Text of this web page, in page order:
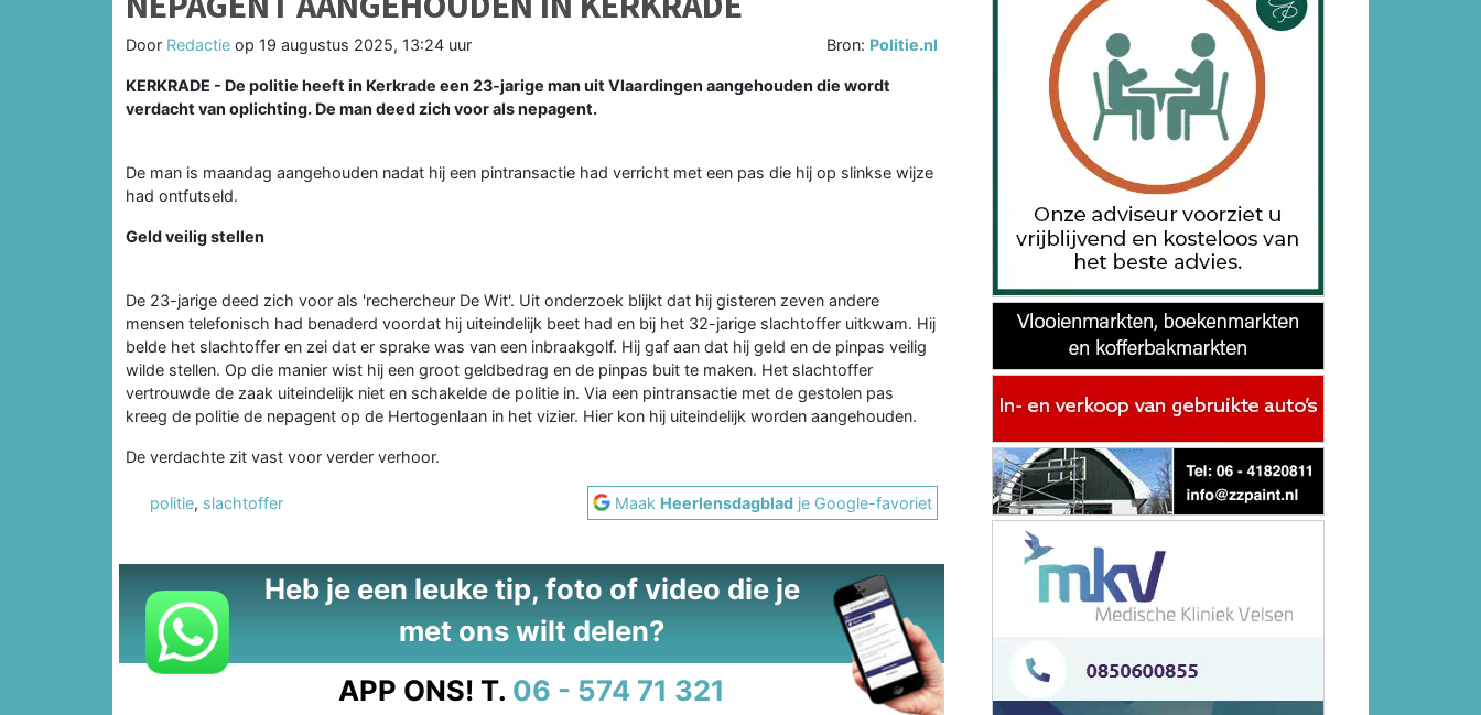
Door Redactie op 19 augustus 2025, 13:24 uur Bron: Politie.nl
KERKRADE - De politie heeft in Kerkrade een 23-jarige man uit Vlaardingen aangehouden die wordt
verdacht van oplichting. De man deed zich voor als nepagent.
De man is maandag aangehouden nadat hij een pintransactie had verricht met een pas die hij op slinkse wijze
had ontfutseld.
Geld veilig stellen
De 23-jarige deed zich voor als 'rechercheur De Wit'. Uit onderzoek blijkt dat hij gisteren zeven andere
mensen telefonisch had benaderd voordat hij uiteindelijk beet had en bij het 32-jarige slachtoffer uitkwam. Hij
belde het slachtoffer en zei dat er sprake was van een inbraakgolf. Hij gaf aan dat hij geld en de pinpas veilig
wilde stellen. Op die manier wist hij een groot geldbedrag en de pinpas buit te maken. Het slachtoffer
vertrouwde de zaak uiteindelijk niet en schakelde de politie in. Via een pintransactie met de gestolen pas
kreeg de politie de nepagent op de Hertogenlaan in het vizier. Hier kon hij uiteindelijk worden aangehouden.
De verdachte zit vast voor verder verhoor.
politie, slachtoffer Maak Heerlensdagblad je Google-favoriet
Heb je een leuke tip, foto of video die je
met ons wilt delen?
APP ONS! T. 06 - 574 71 321